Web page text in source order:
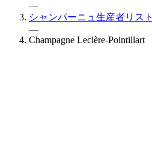
—
シャンパーニュ生産者リスト
—
Champagne Leclère-Pointillart